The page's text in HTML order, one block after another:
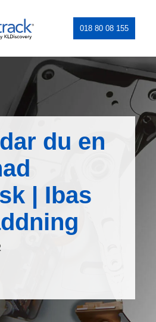
018 80 08 155
du en
| Ibas